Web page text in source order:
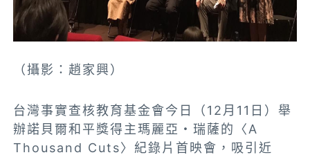
（攝影：趙家興）
台灣事實查核教育基金會今日（12月11日）舉
辦諾貝爾和平獎得主瑪麗亞・瑞薩的〈A
Thousand Cuts〉紀錄片首映會，吸引近